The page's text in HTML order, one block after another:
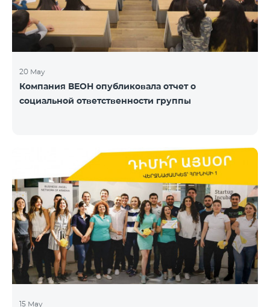
20 May
Компания ВЕОН опубликовала отчет о
социальной ответственности группы
15 May